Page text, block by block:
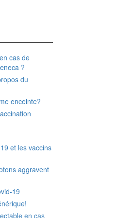
cas de
?
du
enceinte?
et les vaccins
aggravent
19
en cas